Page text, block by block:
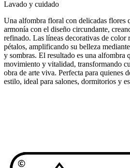
Lavado y cuidado
Una alfombra floral con delicadas flores
armonía con el diseño circundante,
refinado. Las líneas decorativas de color
pétalos, amplificando su belleza
y sombras. El resultado es una alfombra
movimiento y vitalidad, transformando
obra de arte viva. Perfecta para quienes
estilo, ideal para salones, dormitorios y